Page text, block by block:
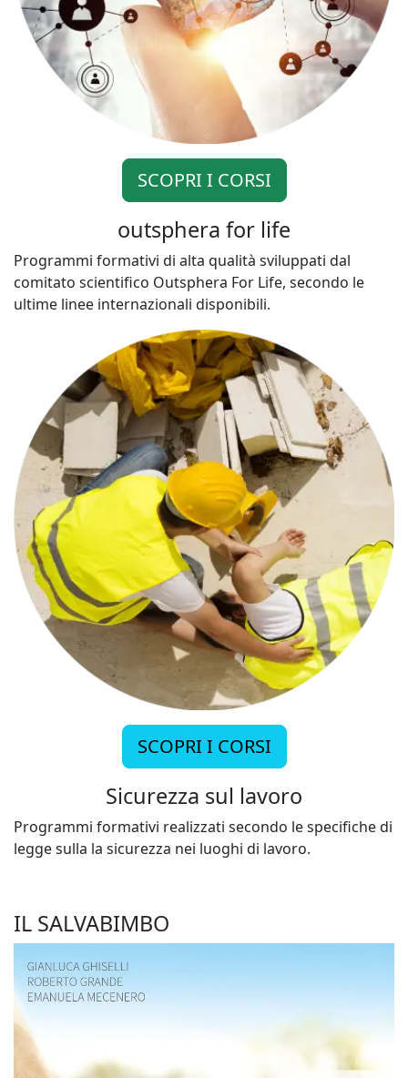
SCOPRI I CORSI
outsphera for life
Programmi formativi di alta qualità sviluppati dal
comitato scientifico Outsphera For Life, secondo le
ultime linee internazionali disponibili.
SCOPRI I CORSI
Sicurezza sul lavoro
Programmi formativi realizzati secondo le specifiche di
legge sulla la sicurezza nei luoghi di lavoro.
IL SALVABIMBO